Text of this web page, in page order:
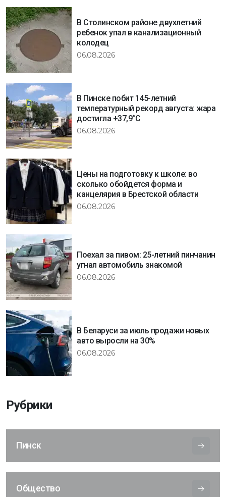
В Столинском районе двухлетний
ребенок упал в канализационный
колодец
06.08.2026
В Пинске побит 145-летний
температурный рекорд августа: жара
достигла +37,9°C
06.08.2026
Цены на подготовку к школе: во
сколько обойдется форма и
канцелярия в Брестской области
06.08.2026
Поехал за пивом: 25-летний пинчанин
угнал автомобиль знакомой
06.08.2026
В Беларуси за июль продажи новых
авто выросли на 30%
06.08.2026
Рубрики
Пинск
Общество